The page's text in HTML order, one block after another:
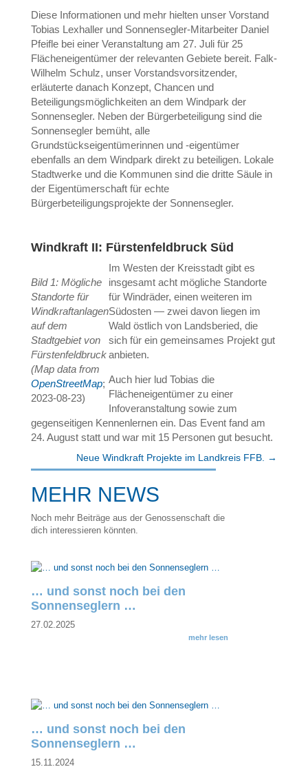
MEHR NEWS
Noch mehr Beiträge aus der Genossenschaft die
dich interessieren könnten.
… und sonst noch bei den
Sonnenseglern …
27.02.2025
mehr lesen
… und sonst noch bei den
Sonnenseglern …
15.11.2024
Diese Informationen und mehr hielten unser Vorstand
Tobias Lexhaller und Sonnensegler-Mitarbeiter Daniel
Pfeifle bei einer Veranstaltung am 27. Juli für 25
Flächeneigentümer der relevanten Gebiete bereit. Falk-
Wilhelm Schulz, unser Vorstandsvorsitzender,
erläuterte danach Konzept, Chancen und
Beteiligungsmöglichkeiten an dem Windpark der
Sonnensegler. Neben der Bürgerbeteiligung sind die
Sonnensegler bemüht, alle
Grundstückseigentümerinnen und -eigentümer
ebenfalls an dem Windpark direkt zu beteiligen. Lokale
Stadtwerke und die Kommunen sind die dritte Säule in
der Eigentümerschaft für echte
Bürgerbeteiligungsprojekte der Sonnensegler.
Windkraft II: Fürstenfeldbruck Süd
Bild 1: Mögliche
Standorte für
Windkraftanlagen
auf dem
Stadtgebiet von
Fürstenfeldbruck
(Map data from
OpenStreetMap;
2023-08-23)
Im Westen der Kreisstadt gibt es
insgesamt acht mögliche Standorte
für Windräder, einen weiteren im
Südosten — zwei davon liegen im
Wald östlich von Landsberied, die
sich für ein gemeinsames Projekt gut
anbieten.
Auch hier lud Tobias die
Flächeneigentümer zu einer
Infoveranstaltung sowie zum
gegenseitigen Kennenlernen ein. Das Event fand am
24. August statt und war mit 15 Personen gut besucht.
Neue Windkraft Projekte im Landkreis FFB. →